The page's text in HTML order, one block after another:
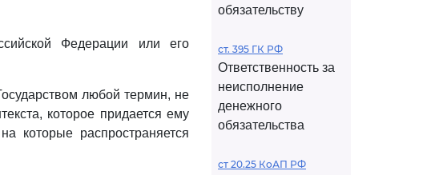
Федерации или его
любой термин, не
которое придается ему
которые распространяется
обязательству
ст. 395 ГК РФ
Ответственность за
неисполнение
денежного
обязательства
ст 20.25 КоАП РФ